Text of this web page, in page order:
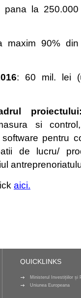
pana la 250.000
maxim 90% din
: 60 mil. lei
si
pentru
de lucru/
aici.
QUICKLINKS
Ministerul Investițiilor și
Uniunea Europeana